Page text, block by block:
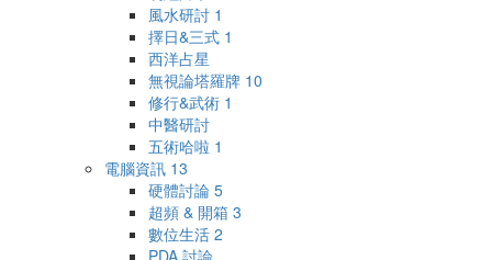
風水研討 1
擇日&三式 1
西洋占星
無視論塔羅牌 10
修行&武術 1
中醫研討
五術哈啦 1
電腦資訊 13
硬體討論 5
超頻 & 開箱 3
數位生活 2
PDA 討論